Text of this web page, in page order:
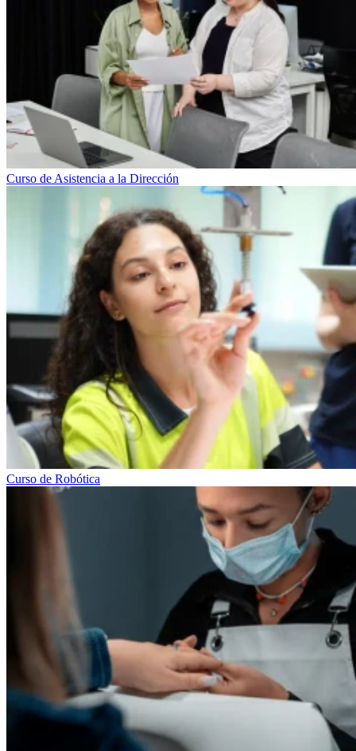
Curso de Asistencia a la Dirección
Curso de Robótica